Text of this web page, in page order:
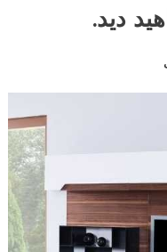
دید.